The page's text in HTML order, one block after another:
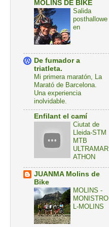
MOLINS DE BIKE
Salida
posthallowe
en
De fumador a
triatleta.
Mi primera maratón, La
Marató de Barcelona.
Una experiencia
inolvidable.
Enfilant el camí
Ciutat de
Lleida-STM
MTB
ULTRAMAR
ATHON
JUANMA Molins de
Bike
MOLINS -
MONISTRO
L-MOLINS